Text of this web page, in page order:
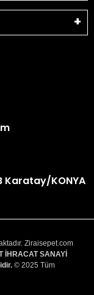
Karatay/KONYA
Ziraisepet.com
İHRACAT SANAYİ
© 2025 Tüm